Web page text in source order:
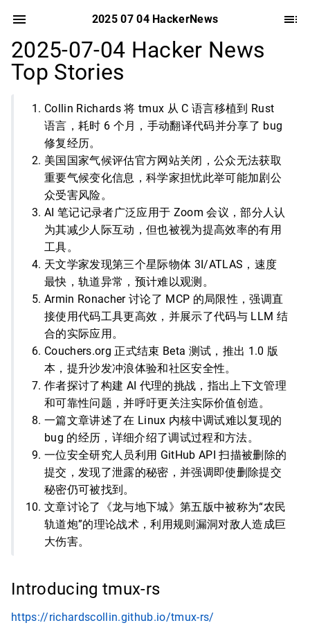
2025 07 04 HackerNews
2025-07-04 Hacker News
Top Stories
Collin Richards 将 tmux 从 C 语言移植到 Rust
语言，耗时 6 个月，手动翻译代码并分享了 bug
修复经历。
美国国家气候评估官方网站关闭，公众无法获取
重要气候变化信息，科学家担忧此举可能加剧公
众受害风险。
AI 笔记记录者广泛应用于 Zoom 会议，部分人认
为其减少人际互动，但也被视为提高效率的有用
工具。
天文学家发现第三个星际物体 3I/ATLAS，速度
最快，轨道异常，预计难以观测。
Armin Ronacher 讨论了 MCP 的局限性，强调直
接使用代码工具更高效，并展示了代码与 LLM 结
合的实际应用。
Couchers.org 正式结束 Beta 测试，推出 1.0 版
本，提升沙发冲浪体验和社区安全性。
作者探讨了构建 AI 代理的挑战，指出上下文管理
和可靠性问题，并呼吁更关注实际价值创造。
一篇文章讲述了在 Linux 内核中调试难以复现的
bug 的经历，详细介绍了调试过程和方法。
一位安全研究人员利用 GitHub API 扫描被删除的
提交，发现了泄露的秘密，并强调即使删除提交
秘密仍可被找到。
文章讨论了《龙与地下城》第五版中被称为“农民
轨道炮”的理论战术，利用规则漏洞对敌人造成巨
大伤害。
Introducing tmux-rs
https://richardscollin.github.io/tmux-rs/